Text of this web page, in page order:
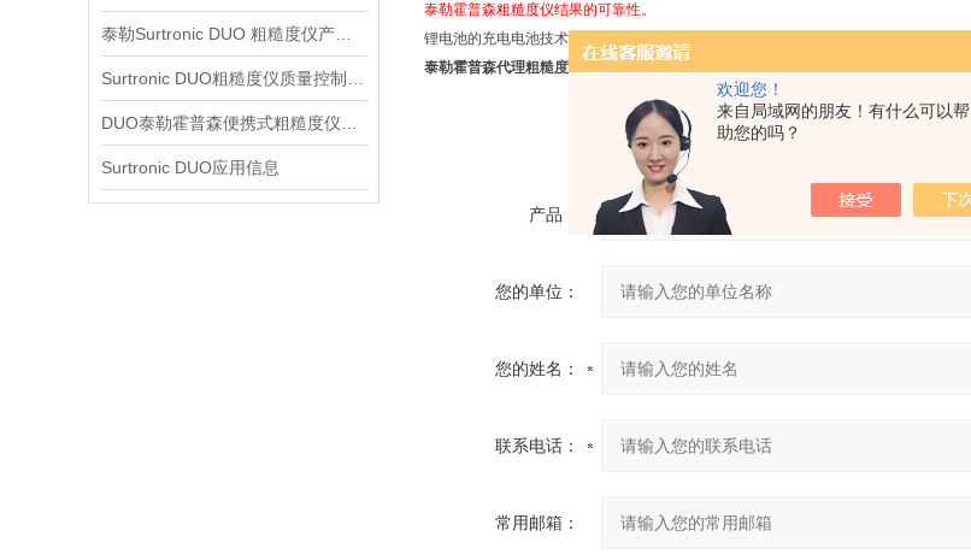
欢迎您！
来自局域网的朋友！有什么可以帮
助您的吗？
Surtronic DUO应用信息
泰勒霍普森粗糙度仪结果的可靠性。
锂电池的充电电池技术，稳定性和超长的电池寿命。
泰勒霍普森代理粗糙度仪Surtronic DUO
产品：
您的单位：
您的姓名：
联系电话：
常用邮箱：